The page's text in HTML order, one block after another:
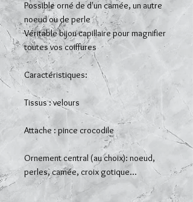
Possible orné de d'un camée, un autre
noeud ou de perle
Véritable bijou capillaire pour magnifier
toutes vos coiffures
Caractéristiques:
Tissus : velours
Attache : pince crocodile
Ornement central (au choix): noeud,
perles, camée, croix gotique...